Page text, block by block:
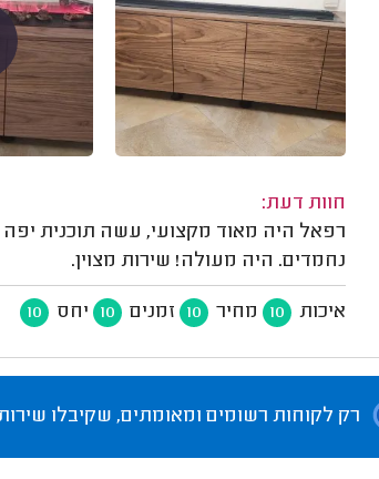
חוות דעת:
רפאל היה מאוד מקצועי, עשה תוכנית יפה
נחמדים. היה מעולה! שירות מצוין.
איכות 10 מחיר 10 זמנים 10 יחס 10
רק לקוחות רשומים ומאומתים, שקיבלו